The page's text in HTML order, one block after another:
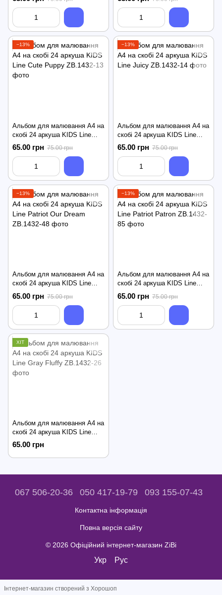
−13%
Альбом для малювання А4 на
скобі 24 аркуша KIDS Line
Cute Puppy
65.00 грн 75.00 грн
−13%
Альбом для малювання А4 на
скобі 24 аркуша KIDS Line
Juicy
65.00 грн 75.00 грн
−13%
Альбом для малювання А4 на
скобі 24 аркуша KIDS Line
Patriot Our Dream
65.00 грн 75.00 грн
−13%
Альбом для малювання А4 на
скобі 24 аркуша KIDS Line
Patriot Patron
65.00 грн 75.00 грн
ХІТ
Альбом для малювання А4 на
скобі 24 аркуша KIDS Line
Gray Fluffy
65.00 грн
067 506-20-36 050 417-19-79 093 155-07-43
Контактна інформація
Повна версія сайту
© 2026 Офіційний інтернет-магазин ZiBi
Укр Рус
Інтернет-магазин створений з Хорошоп